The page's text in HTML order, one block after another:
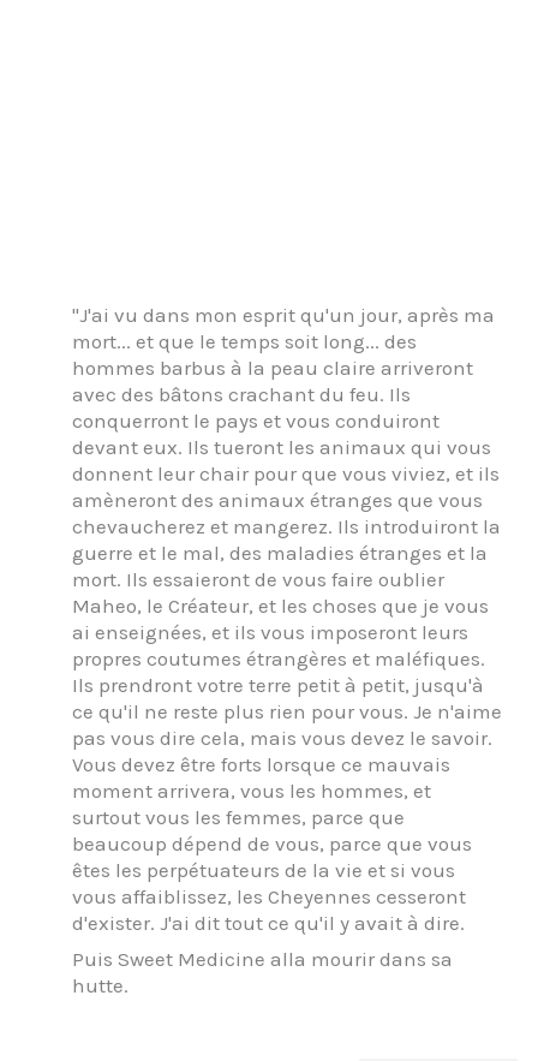
"J'ai vu dans mon esprit qu'un jour, après ma
mort... et que le temps soit long... des
hommes barbus à la peau claire arriveront
avec des bâtons crachant du feu. Ils
conquerront le pays et vous conduiront
devant eux. Ils tueront les animaux qui vous
donnent leur chair pour que vous viviez, et ils
amèneront des animaux étranges que vous
chevaucherez et mangerez. Ils introduiront la
guerre et le mal, des maladies étranges et la
mort. Ils essaieront de vous faire oublier
Maheo, le Créateur, et les choses que je vous
ai enseignées, et ils vous imposeront leurs
propres coutumes étrangères et maléfiques.
Ils prendront votre terre petit à petit, jusqu'à
ce qu'il ne reste plus rien pour vous. Je n'aime
pas vous dire cela, mais vous devez le savoir.
Vous devez être forts lorsque ce mauvais
moment arrivera, vous les hommes, et
surtout vous les femmes, parce que
beaucoup dépend de vous, parce que vous
êtes les perpétuateurs de la vie et si vous
vous affaiblissez, les Cheyennes cesseront
d'exister. J'ai dit tout ce qu'il y avait à dire.
Puis Sweet Medicine alla mourir dans sa
hutte.